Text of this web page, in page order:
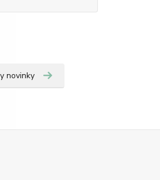
novinky